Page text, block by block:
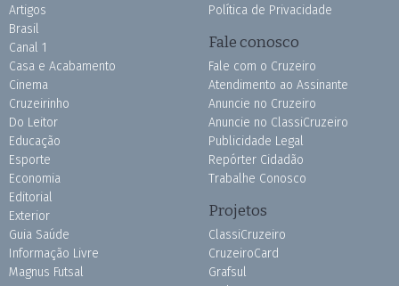
Artigos
Brasil
Canal 1
Casa e Acabamento
Cinema
Cruzeirinho
Do Leitor
Educação
Esporte
Economia
Editorial
Exterior
Guia Saúde
Informação Livre
Magnus Futsal
Política de Privacidade
Fale conosco
Fale com o Cruzeiro
Atendimento ao Assinante
Anuncie no Cruzeiro
Anuncie no ClassiCruzeiro
Publicidade Legal
Repórter Cidadão
Trabalhe Conosco
Projetos
ClassiCruzeiro
CruzeiroCard
Grafsul